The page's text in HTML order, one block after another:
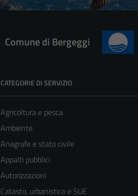
Comune di Bergeggi
CATEGORIE DI SERVIZIO
Agricoltura e pesca
Ambiente
Anagrafe e stato civile
Appalti pubblici
Autorizzazioni
Catasto, urbanistica e SUE